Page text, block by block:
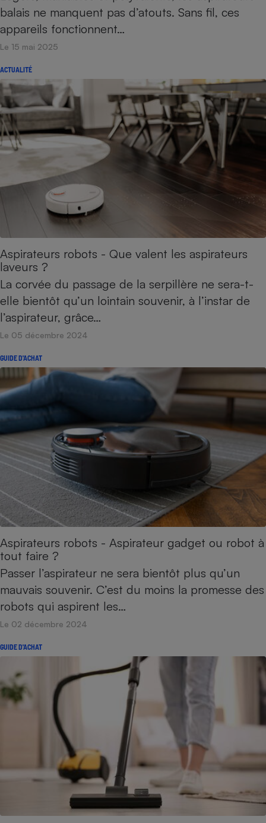
balais ne manquent pas d’atouts. Sans fil, ces
appareils fonctionnent…
Le 15 mai 2025
ACTUALITÉ
Aspirateurs robots - Que valent les aspirateurs
laveurs ?
La corvée du passage de la serpillère ne sera-t-
elle bientôt qu’un lointain souvenir, à l’instar de
l’aspirateur, grâce…
Le 05 décembre 2024
GUIDE D'ACHAT
Aspirateurs robots - Aspirateur gadget ou robot à
tout faire ?
Passer l’aspirateur ne sera bientôt plus qu’un
mauvais souvenir. C’est du moins la promesse des
robots qui aspirent les…
Le 02 décembre 2024
GUIDE D'ACHAT